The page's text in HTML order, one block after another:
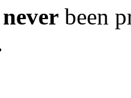
never been